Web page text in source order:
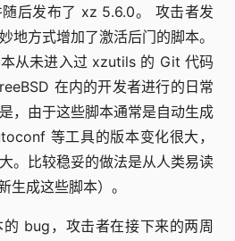
后发布了 xz 5.6.0。 攻击者发
地方式增加了激活后门的脚本。
从未进入过 xzutils 的 Git 代码
在内的开发者进行的日常
，由于这些脚本通常是自动生成
等工具的版本变化很大，
。比较稳妥的做法是从人类易读
成这些脚本）。
bug，攻击者在接下来的两周